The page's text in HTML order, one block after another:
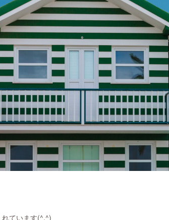
ています(^.^)